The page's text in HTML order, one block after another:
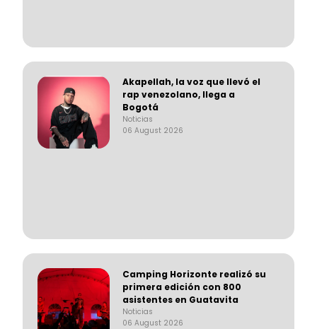
Akapellah, la voz que llevó el
rap venezolano, llega a
Bogotá
Noticias
06 August 2026
Camping Horizonte realizó su
primera edición con 800
asistentes en Guatavita
Noticias
06 August 2026